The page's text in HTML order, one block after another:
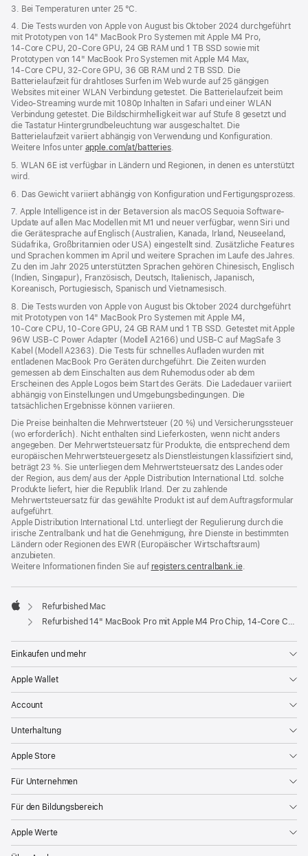
3. Bei Temperaturen unter 25 °C.
4. Die Tests wurden von Apple von August bis Oktober 2024 durchgeführt
mit Prototypen von 14" MacBook Pro Systemen mit Apple M4 Pro,
14‑Core CPU, 20‑Core GPU, 24 GB RAM und 1 TB SSD sowie mit
Prototypen von 14" MacBook Pro Systemen mit Apple M4 Max,
14‑Core CPU, 32‑Core GPU, 36 GB RAM und 2 TB SSD. Die
Batterielaufzeit für drahtloses Surfen im Web wurde auf 25 gängigen
Websites mit einer WLAN Verbindung getestet. Die Batterielaufzeit beim
Video-Streaming wurde mit 1080p Inhalten in Safari und einer WLAN
Verbindung getestet. Die Bildschirmhelligkeit war auf Stufe 8 gesetzt und
die Tastatur Hintergrundbeleuchtung war ausgeschaltet. Die
Batterielaufzeit variiert abhängig von Verwendung und Konfiguration.
Weitere Infos unter apple.com/at/batteries.
5. WLAN 6E ist verfügbar in Ländern und Regionen, in denen es unterstützt
wird.
6. Das Gewicht variiert abhängig von Konfiguration und Fertigungsprozess.
7. Apple Intelligence ist in der Betaversion als macOS Sequoia Software-
Update auf allen Mac Modellen mit M1 und neuer verfügbar, wenn Siri und
die Gerätesprache auf Englisch (Australien, Kanada, Irland, Neuseeland,
Südafrika, Großbritannien oder USA) eingestellt sind. Zusätzliche Features
und Sprachen kommen im April und weitere Sprachen im Laufe des Jahres.
Zu den im Jahr 2025 unterstützten Sprachen gehören Chinesisch, Englisch
(Indien, Singapur), Französisch, Deutsch, Italienisch, Japanisch,
Koreanisch, Portugiesisch, Spanisch und Vietnamesisch.
8. Die Tests wurden von Apple von August bis Oktober 2024 durchgeführt
mit Prototypen von 14" MacBook Pro Systemen mit Apple M4,
10‑Core CPU, 10‑Core GPU, 24 GB RAM und 1 TB SSD. Getestet mit Apple
96W USB‑C Power Adapter (Modell A2166) und USB‑C auf MagSafe 3
Kabel (Modell A2363). Die Tests für schnelles Aufladen wurden mit
entladenen MacBook Pro Geräten durchgeführt. Die Zeiten wurden
gemessen ab dem Einschalten aus dem Ruhemodus oder ab dem
Erscheinen des Apple Logos beim Start des Geräts. Die Ladedauer variiert
abhängig von Einstellungen und Umgebungsbedingungen. Die
tatsächlichen Ergebnisse können variieren.
Die Preise beinhalten die Mehrwertsteuer (20 %) und Versicherungssteuer
(wo erforderlich). Nicht enthalten sind Lieferkosten, wenn nicht anders
angegeben. Der Mehrwertsteuersatz für Produkte, die entsprechend dem
europäischen Mehrwertsteuergesetz als Dienstleistungen klassifiziert sind,
beträgt 23 %. Sie unterliegen dem Mehrwertsteuersatz des Landes oder
der Region, aus dem/ aus der Apple Distribution International Ltd. solche
Produkte liefert, hier die Republik Irland. Der zu zahlende
Mehrwertsteuersatz für das gewählte Produkt ist auf dem Auftragsformular
aufgeführt.
Apple Distribution International Ltd. unterliegt der Regulierung durch die
irische Zentralbank und hat die Genehmigung, ihre Dienste in bestimmten
Ländern oder Regionen des EWR (Europäischer Wirtschaftsraum)
anzubieten.
Weitere Informationen finden Sie auf registers.centralbank.ie(Öffnet
neues
.
Apple
Refurbished Mac
Refurbished 14" MacBook Pro mit Apple M4 Pro Chip, 14‑Core CPU und 20‑Core GPU – Space Schwarz
Einkaufen und mehr
Apple Wallet
Account
Unterhaltung
Apple Store
Für Unternehmen
Für den Bildungsbereich
Apple Werte